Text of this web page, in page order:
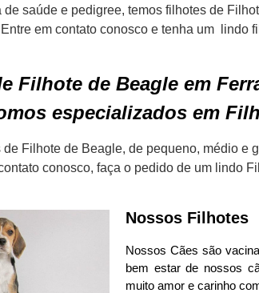
saúde e pedigree, temos filhotes de
em contato conosco e tenha um lindo
Filhote de Beagle em
especializados em
Filhote de Beagle, de pequeno, médio e
conosco, faça o pedido de um lindo
Nossos Filhotes
Nossos Cães são
bem estar de nossos
muito amor e carinho